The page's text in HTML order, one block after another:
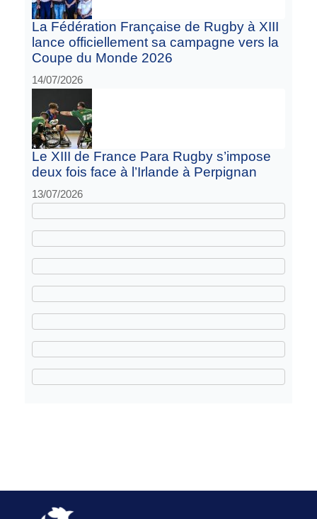
La Fédération Française de Rugby à XIII
lance officiellement sa campagne vers la
Coupe du Monde 2026
14/07/2026
Le XIII de France Para Rugby s’impose
deux fois face à l’Irlande à Perpignan
13/07/2026